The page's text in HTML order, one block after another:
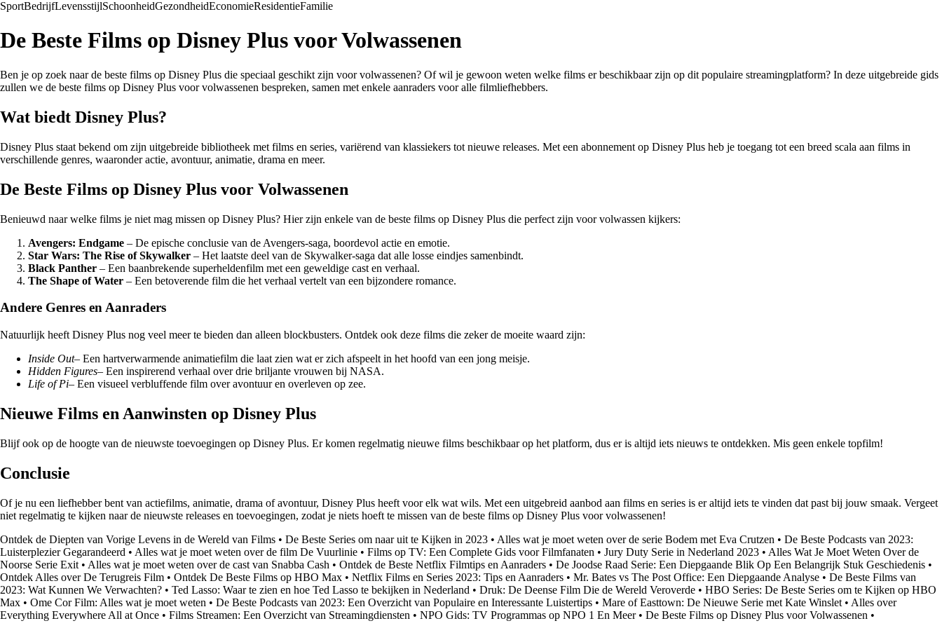
SportBedrijfLevensstijlSchoonheidGezondheidEconomieResidentieFamilie
De Beste Films op Disney Plus voor Volwassenen
Ben je op zoek naar de beste films op Disney Plus die speciaal geschikt zijn voor volwassenen? Of wil je gewoon weten welke films er beschikbaar zijn op dit populaire streamingplatform? In deze uitgebreide gids
zullen we de beste films op Disney Plus voor volwassenen bespreken, samen met enkele aanraders voor alle filmliefhebbers.
Wat biedt Disney Plus?
Disney Plus staat bekend om zijn uitgebreide bibliotheek met films en series, variërend van klassiekers tot nieuwe releases. Met een abonnement op Disney Plus heb je toegang tot een breed scala aan films in
verschillende genres, waaronder actie, avontuur, animatie, drama en meer.
De Beste Films op Disney Plus voor Volwassenen
Benieuwd naar welke films je niet mag missen op Disney Plus? Hier zijn enkele van de beste films op Disney Plus die perfect zijn voor volwassen kijkers:
Avengers: Endgame – De epische conclusie van de Avengers-saga, boordevol actie en emotie.
Star Wars: The Rise of Skywalker – Het laatste deel van de Skywalker-saga dat alle losse eindjes samenbindt.
Black Panther – Een baanbrekende superheldenfilm met een geweldige cast en verhaal.
The Shape of Water – Een betoverende film die het verhaal vertelt van een bijzondere romance.
Andere Genres en Aanraders
Natuurlijk heeft Disney Plus nog veel meer te bieden dan alleen blockbusters. Ontdek ook deze films die zeker de moeite waard zijn:
Inside Out– Een hartverwarmende animatiefilm die laat zien wat er zich afspeelt in het hoofd van een jong meisje.
Hidden Figures– Een inspirerend verhaal over drie briljante vrouwen bij NASA.
Life of Pi– Een visueel verbluffende film over avontuur en overleven op zee.
Nieuwe Films en Aanwinsten op Disney Plus
Blijf ook op de hoogte van de nieuwste toevoegingen op Disney Plus. Er komen regelmatig nieuwe films beschikbaar op het platform, dus er is altijd iets nieuws te ontdekken. Mis geen enkele topfilm!
Conclusie
Of je nu een liefhebber bent van actiefilms, animatie, drama of avontuur, Disney Plus heeft voor elk wat wils. Met een uitgebreid aanbod aan films en series is er altijd iets te vinden dat past bij jouw smaak. Vergeet
niet regelmatig te kijken naar de nieuwste releases en toevoegingen, zodat je niets hoeft te missen van de beste films op Disney Plus voor volwassenen!
Ontdek de Diepten van Vorige Levens in de Wereld van Films • De Beste Series om naar uit te Kijken in 2023 • Alles wat je moet weten over de serie Bodem met Eva Crutzen • De Beste Podcasts van 2023:
Luisterplezier Gegarandeerd • Alles wat je moet weten over de film De Vuurlinie • Films op TV: Een Complete Gids voor Filmfanaten • Jury Duty Serie in Nederland 2023 • Alles Wat Je Moet Weten Over de
Noorse Serie Exit • Alles wat je moet weten over de cast van Snabba Cash • Ontdek de Beste Netflix Filmtips en Aanraders • De Joodse Raad Serie: Een Diepgaande Blik Op Een Belangrijk Stuk Geschiedenis •
Ontdek Alles over De Terugreis Film • Ontdek De Beste Films op HBO Max • Netflix Films en Series 2023: Tips en Aanraders • Mr. Bates vs The Post Office: Een Diepgaande Analyse • De Beste Films van
2023: Wat Kunnen We Verwachten? • Ted Lasso: Waar te zien en hoe Ted Lasso te bekijken in Nederland • Druk: De Deense Film Die de Wereld Veroverde • HBO Series: De Beste Series om te Kijken op HBO
Max • Ome Cor Film: Alles wat je moet weten • De Beste Podcasts van 2023: Een Overzicht van Populaire en Interessante Luistertips • Mare of Easttown: De Nieuwe Serie met Kate Winslet • Alles over
Everything Everywhere All at Once • Films Streamen: Een Overzicht van Streamingdiensten • NPO Gids: TV Programmas op NPO 1 En Meer• De Beste Films op Disney Plus voor Volwassenen •